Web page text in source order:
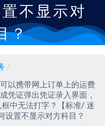
不显示对
？
/
以携带网上订单上的运费
凭证弹出凭证录入界面，
中无法打字？【标准/ 迷
设置不显示对方科目？